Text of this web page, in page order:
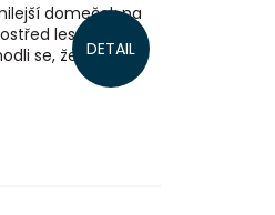
DETAIL
domeček na
lesa se sešli
se, že si